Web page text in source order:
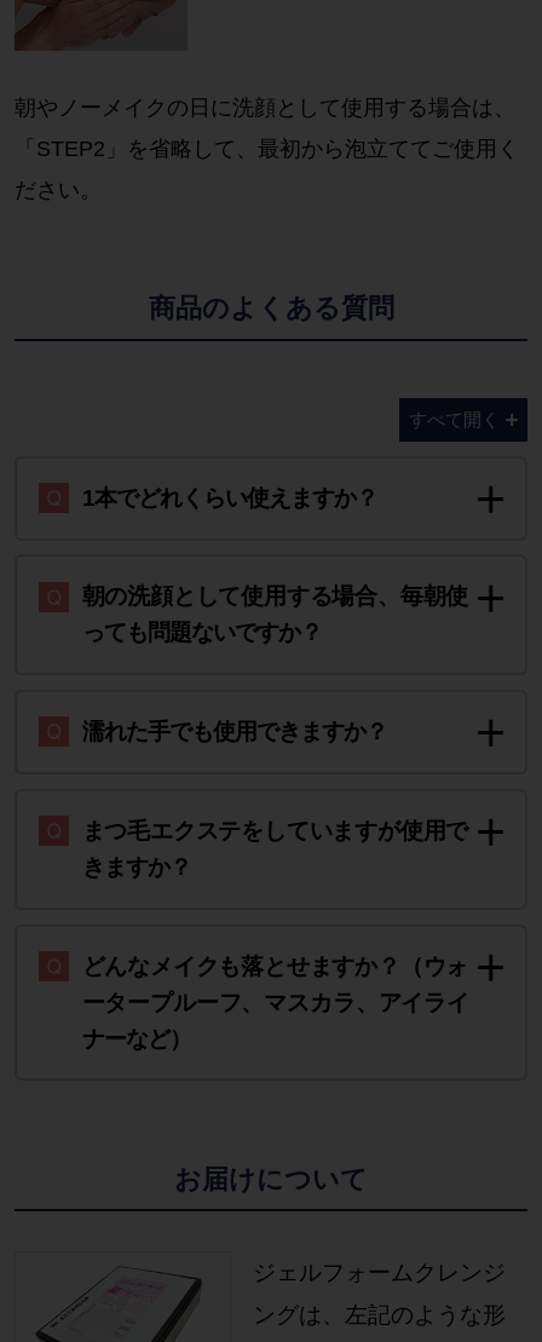
朝やノーメイクの日に洗顔として使用する場合は、
「STEP2」を省略して、最初から泡立ててご使用く
ださい。
商品のよくある質問
すべて開く
1本でどれくらい使えますか？
朝の洗顔として使用する場合、毎朝使
っても問題ないですか？
濡れた手でも使用できますか？
まつ毛エクステをしていますが使用で
きますか？
どんなメイクも落とせますか？（ウォ
ータープルーフ、マスカラ、アイライ
ナーなど）
お届けについて
ジェルフォームクレンジ
ングは、左記のような形